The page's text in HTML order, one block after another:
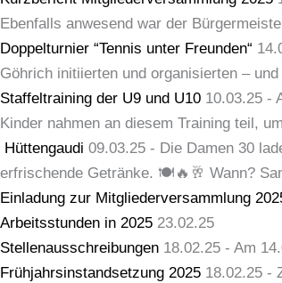
Ebenfalls anwesend war der
Doppelturnier “Tennis unter Freunden“
Göhrich initiierten und organisierten –
Staffeltraining der U9 und U10 10.03.25 -
Kinder nahmen an diesem Training teil,
Hüttengaudi 09.03.25 - Die Damen 30
erfrischende Getränke. 🍽️🔥🥂 Wann?
Einladung zur Mitgliederversammlung
Arbeitsstunden in 2025 23.02.25
Stellenausschreibungen 18.02.25 - Am
Frühjahrsinstandsetzung 2025 18.02.25 -